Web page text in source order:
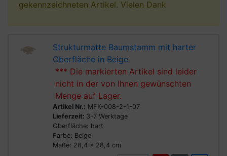
gekennzeichneten Artikel. Vielen Dank
Strukturmatte Baumstamm mit harter
Oberfläche in Beige
*** Die markierten Artikel sind leider
nicht in der von Ihnen gewünschten
Menge auf Lager.
Artikel Nr.: MFK-008-2-1-07
Lieferzeit: 3-7 Werktage
Oberfläche: hart
Farbe: Beige
Maße: 28,4 x 28,4 cm